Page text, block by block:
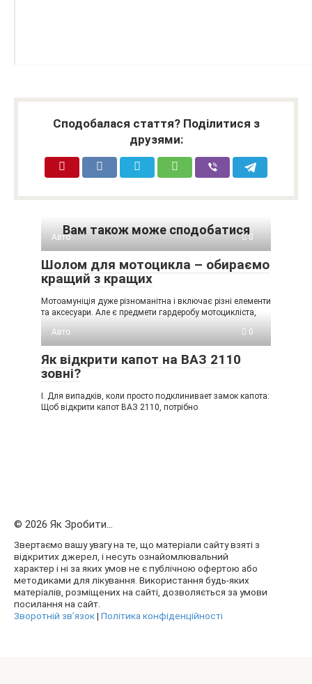
Сподобалася стаття? Поділитися з
друзями:
Вам також може сподобатися
Авто 0
Шолом для мотоцикла – обираємо
кращий з кращих
Мотоамуніція дуже різноманітна і включає різні елементи
та аксесуари. Але є предмети гардеробу мотоцикліста,
Авто
0
Як відкрити капот на ВАЗ 2110
зовні?
I. Для випадків, коли просто подклинивает замок капота:
Щоб відкрити капот ВАЗ 2110, потрібно
© 2026 Як Зробити...
Звертаємо вашу увагу на те, що матеріали сайту взяті з
відкритих джерел, і несуть ознайомлювальний
характер і ні за яких умов не є публічною офертою або
методиками для лікування. Використання будь-яких
матеріалів, розміщених на сайті, дозволяється за умови
посилання на сайт.
Зворотній зв’язок| Політика конфіденційності